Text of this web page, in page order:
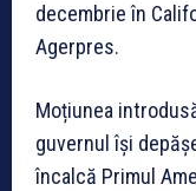
decembrie în
Agerpres.
Moțiunea
guvernul își
încalcă Primul